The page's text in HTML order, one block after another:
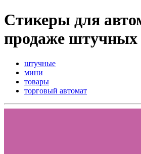
Стикеры для
продаже штучных
штучные
мини
товары
торговый автомат